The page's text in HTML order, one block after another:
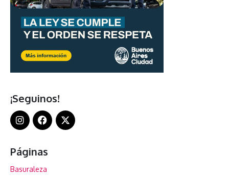
¡Seguinos!
Páginas
Basuraleza